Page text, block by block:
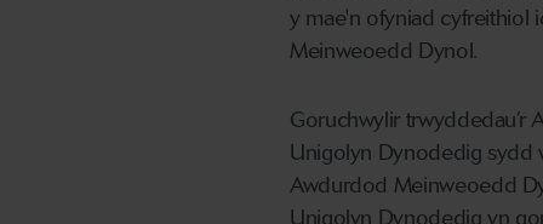
y mae'n ofyniad cyfreithiol
Meinweoedd Dynol.
Goruchwylir
Unigolyn Dynodedig sydd
Awdurdod Meinweoedd
Unigolyn Dynodedig yn